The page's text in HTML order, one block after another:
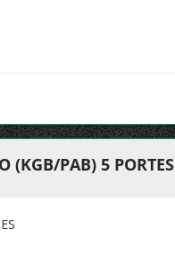
(KGB/PAB) 5 PORTES